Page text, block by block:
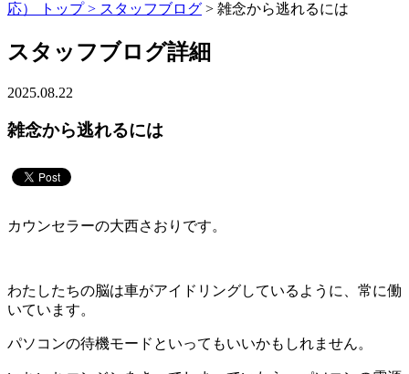
応） トップ > スタッフブログ > 雑念から逃れるには
スタッフブログ詳細
2025.08.22
雑念から逃れるには
カウンセラーの大西さおりです。
わたしたちの脳は車がアイドリングしているように、常に働
いています。
パソコンの待機モードといってもいいかもしれません。